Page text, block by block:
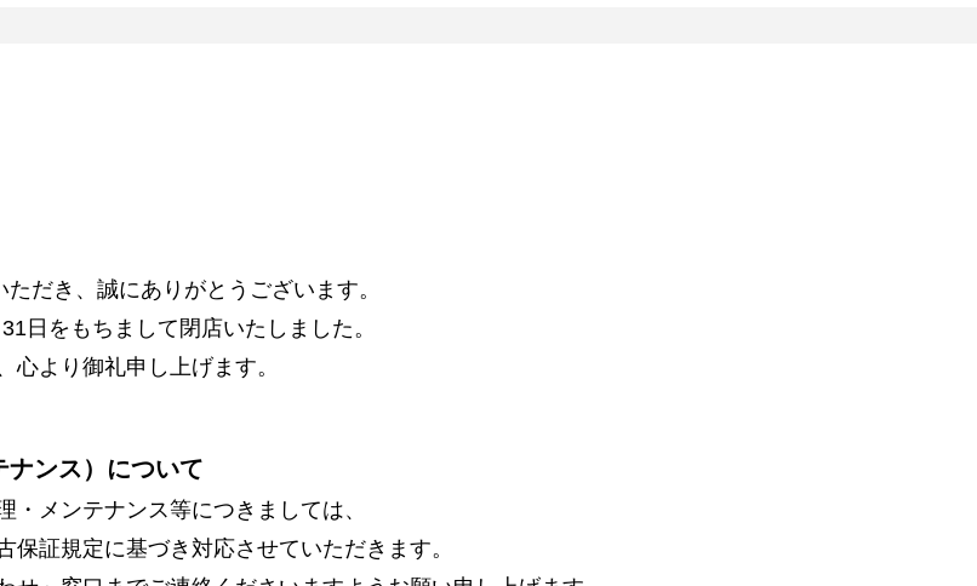
だき、誠にありがとうございます。
日をもちまして閉店いたしました。
より御礼申し上げます。
ナンス）について
メンテナンス等につきましては、
証規定に基づき対応させていただきます。